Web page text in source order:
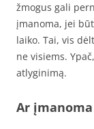
žmogus gali
įmanoma, jei
laiko. Tai, vis
ne visiems.
atlyginimą.
Ar